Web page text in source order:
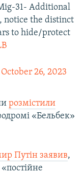
31- Additional
notice the distinct
to hide/protect
October 26, 2023
розмістили
«Бельбек»
Путін заявив,